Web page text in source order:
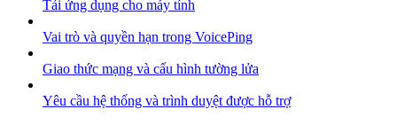
Tải ứng dụng cho máy tính
Vai trò và quyền hạn trong VoicePing
Giao thức mạng và cấu hình tường lửa
Yêu cầu hệ thống và trình duyệt được hỗ trợ